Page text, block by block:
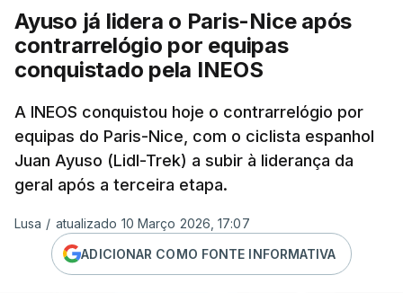
Ayuso já lidera o Paris-Nice após
contrarrelógio por equipas
conquistado pela INEOS
A INEOS conquistou hoje o contrarrelógio por
equipas do Paris-Nice, com o ciclista espanhol
Juan Ayuso (Lidl-Trek) a subir à liderança da
geral após a terceira etapa.
Lusa / atualizado 10 Março 2026, 17:07
ADICIONAR COMO FONTE INFORMATIVA